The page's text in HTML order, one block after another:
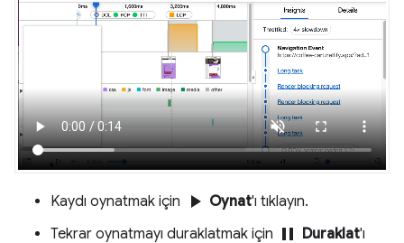
Kaydı oynatmak için play_arrow Oynat'ı tıklayın.
Tekrar oynatmayı duraklatmak için pause Duraklat'ı